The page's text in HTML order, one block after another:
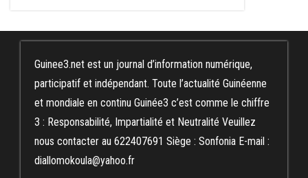
Guinee3.net est un journal d’information numérique,
participatif et indépendant. Toute l’actualité Guinéenne
et mondiale en continu Guinée3 c’est comme le chiffre
3 : Responsabilité, Impartialité et Neutralité Veuillez
nous contacter au 622407691 Siège : Sonfonia E-mail :
diallomokoula@yahoo.fr